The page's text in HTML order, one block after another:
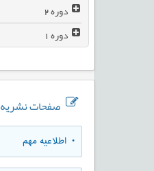
دوره
دوره
صفحات نشریه
• اطلاعیه مهم